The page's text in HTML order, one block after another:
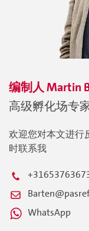
编制人Martin
高级孵化场专
欢迎您对本文进行
时联系我
WhatsApp